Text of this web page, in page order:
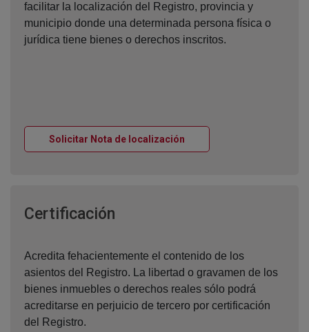
facilitar la localización del Registro, provincia y
municipio donde una determinada persona física o
jurídica tiene bienes o derechos inscritos.
Solicitar Nota de localización
Certificación
Acredita fehacientemente el contenido de los
asientos del Registro. La libertad o gravamen de los
bienes inmuebles o derechos reales sólo podrá
acreditarse en perjuicio de tercero por certificación
del Registro.